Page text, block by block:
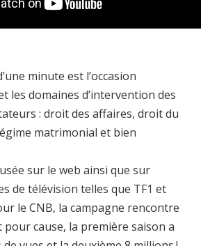
minute est l’occasion
les domaines d’intervention des
: droit des affaires, droit du
matrimonial et bien
sur le web ainsi que sur
de télévision telles que TF1 et
le CNB, la campagne rencontre
pour cause, la première saison a